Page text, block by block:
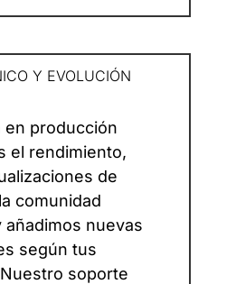
Y EVOLUCIÓN
en producción
el rendimiento,
de
comunidad
añadimos nuevas
según tus
soporte